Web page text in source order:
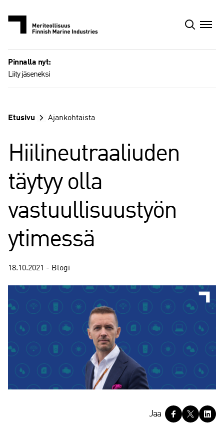
sisältöön
Pinnalla nyt:
Liity jäseneksi
Etusivu Ajankohtaista
Hiilineutraaliuden
täytyy olla
vastuullisuustyön
ytimessä
18.10.2021 - Blogi
Jaa